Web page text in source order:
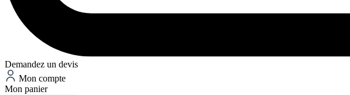
Demandez un devis
Mon compte
Mon panier